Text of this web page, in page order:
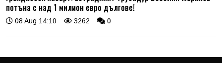
потъна с над 1 милион евро дългове!
08 Aug 14:10 3262 0